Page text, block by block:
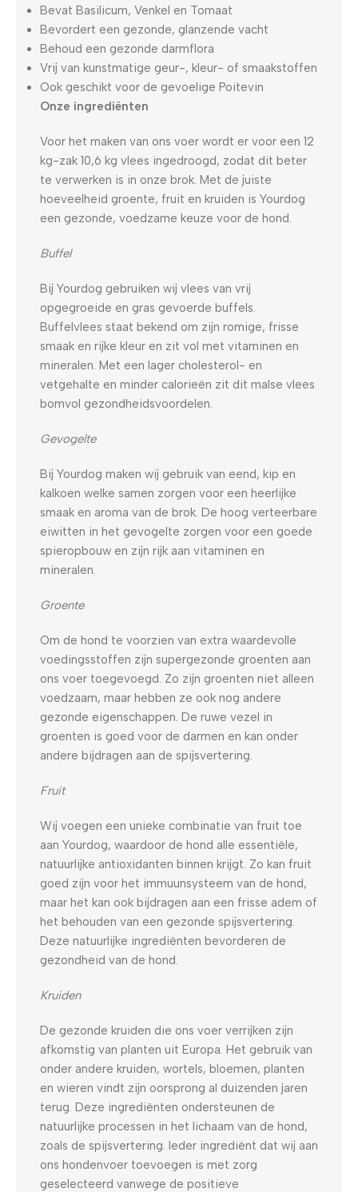
Bevat Basilicum, Venkel en Tomaat
Bevordert een gezonde, glanzende vacht
Behoud een gezonde darmflora
Vrij van kunstmatige geur-, kleur- of smaakstoffen
Ook geschikt voor de gevoelige Poitevin
Onze ingrediënten
Voor het maken van ons voer wordt er voor een 12
kg-zak 10,6 kg vlees ingedroogd, zodat dit beter
te verwerken is in onze brok. Met de juiste
hoeveelheid groente, fruit en kruiden is Yourdog
een gezonde, voedzame keuze voor de hond.
Buffel
Bij Yourdog gebruiken wij vlees van vrij
opgegroeide en gras gevoerde buffels.
Buffelvlees staat bekend om zijn romige, frisse
smaak en rijke kleur en zit vol met vitaminen en
mineralen. Met een lager cholesterol- en
vetgehalte en minder calorieën zit dit malse vlees
bomvol gezondheidsvoordelen.
Gevogelte
Bij Yourdog maken wij gebruik van eend, kip en
kalkoen welke samen zorgen voor een heerlijke
smaak en aroma van de brok. De hoog verteerbare
eiwitten in het gevogelte zorgen voor een goede
spieropbouw en zijn rijk aan vitaminen en
mineralen.
Groente
Om de hond te voorzien van extra waardevolle
voedingsstoffen zijn supergezonde groenten aan
ons voer toegevoegd. Zo zijn groenten niet alleen
voedzaam, maar hebben ze ook nog andere
gezonde eigenschappen. De ruwe vezel in
groenten is goed voor de darmen en kan onder
andere bijdragen aan de spijsvertering.
Fruit
Wij voegen een unieke combinatie van fruit toe
aan Yourdog, waardoor de hond alle essentiële,
natuurlijke antioxidanten binnen krijgt. Zo kan fruit
goed zijn voor het immuunsysteem van de hond,
maar het kan ook bijdragen aan een frisse adem of
het behouden van een gezonde spijsvertering.
Deze natuurlijke ingrediënten bevorderen de
gezondheid van de hond.
Kruiden
De gezonde kruiden die ons voer verrijken zijn
afkomstig van planten uit Europa. Het gebruik van
onder andere kruiden, wortels, bloemen, planten
en wieren vindt zijn oorsprong al duizenden jaren
terug. Deze ingrediënten ondersteunen de
natuurlijke processen in het lichaam van de hond,
zoals de spijsvertering. Ieder ingrediënt dat wij aan
ons hondenvoer toevoegen is met zorg
geselecteerd vanwege de positieve